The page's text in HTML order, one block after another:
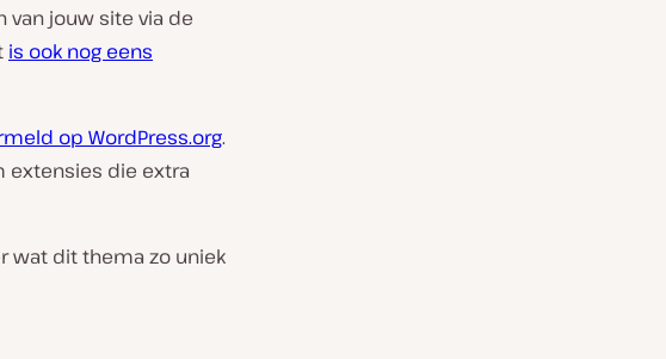
van jouw site via de
is ook nog eens
op WordPress.org.
extensies die extra
wat dit thema zo uniek